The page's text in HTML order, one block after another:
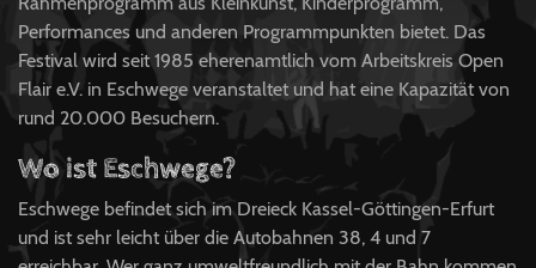
Performances und anderen Programmpunkten bietet. Das
Festival wird seit 1985 eherenamtlich vom Arbeitskreis Open
Flair e.V. in Eschwege veranstaltet und hat eine Kapazität von
rund 20.000 Besuchern.
Wo ist Eschwege?
Eschwege befindet sich im Dreieck Kassel-Göttingen-Erfurt
und ist sehr leicht über die Autobahnen 38, 4 und 7